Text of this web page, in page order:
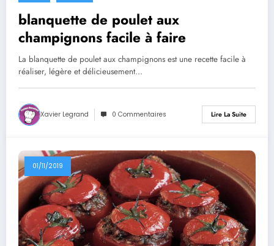
blanquette de poulet aux
champignons facile à faire
La blanquette de poulet aux champignons est une recette facile à
réaliser, légère et délicieusement…
Xavier Legrand 0 Commentaires Lire La Suite
01/11/2019